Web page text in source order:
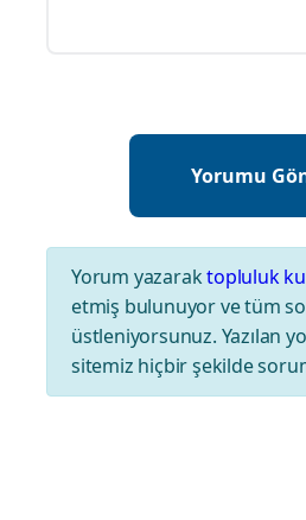
Yorum yazaraktopluluk
etmiş bulunuyor ve tüm
üstleniyorsunuz. Yazılan
sitemiz hiçbir şekilde